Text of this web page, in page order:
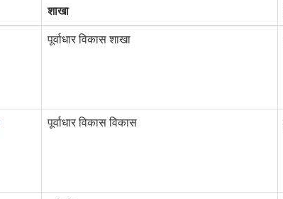
शाखा
पूर्वाधार विकास शाखा
पूर्वाधार विकास विकास